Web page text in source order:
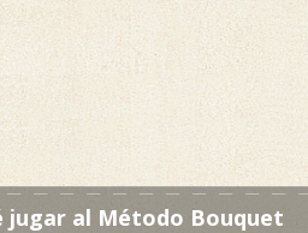
jugar al Método Bouquet